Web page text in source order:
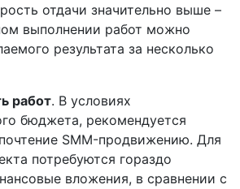
отдачи значительно выше –
выполнении работ можно
результата за несколько
работ. В условиях
бюджета, рекомендуется
SMM-продвижению. Для
потребуются гораздо
вложения, в сравнении с